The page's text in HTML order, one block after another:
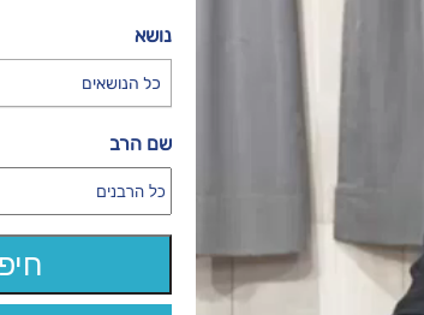
נושא
כל הנושאים
שם הרב